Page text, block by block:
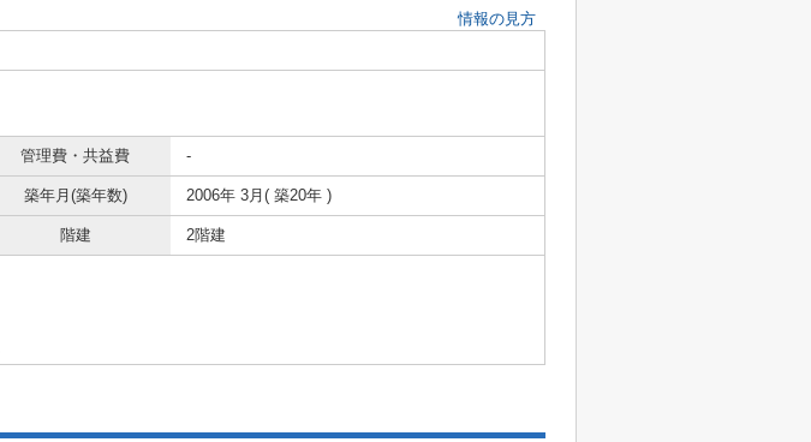
情報の見方
管理費・共益費 -
築年月(築年数) 2006年 3月( 築20年 )
階建 2階建